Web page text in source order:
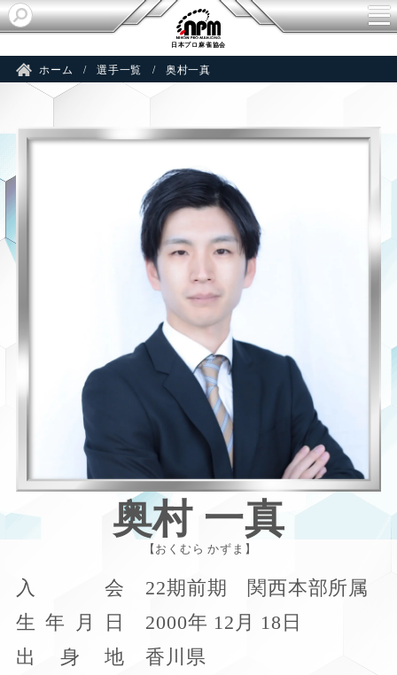
日本プロ麻雀協会
ホーム 選手一覧 奥村一真
奥村 一真
おくむら かずま
入 会
22期前期 関西本部所属
生 年 月 日
2000年 12月 18日
出
身 地
香川県